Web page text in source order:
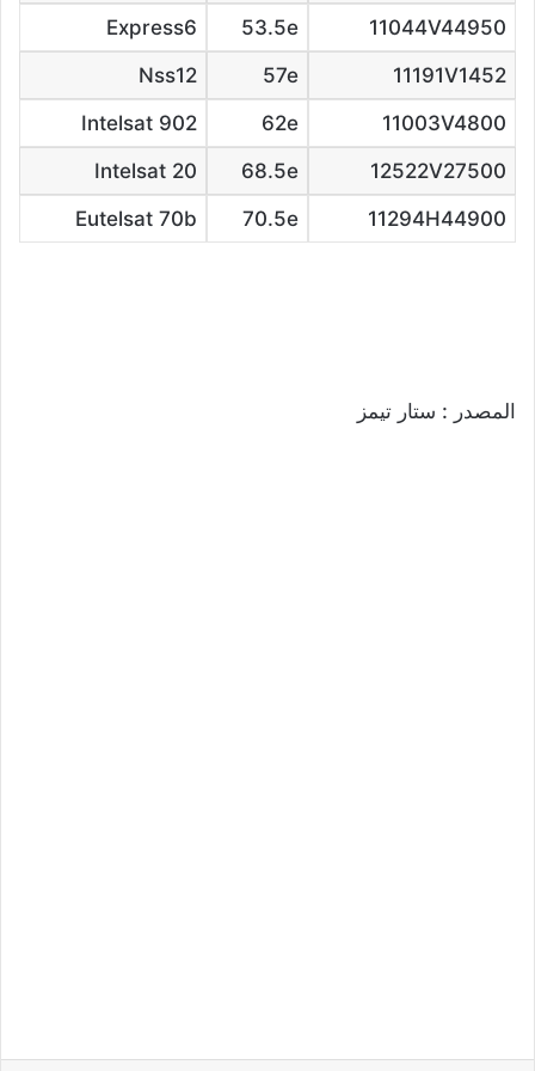
11044V44950
53.5e
Express6
11191V1452
57e
Nss12
11003V4800
62e
Intelsat 902
12522V27500
68.5e
Intelsat 20
11294H44900
70.5e
Eutelsat 70b
المصدر : ستار تيمز